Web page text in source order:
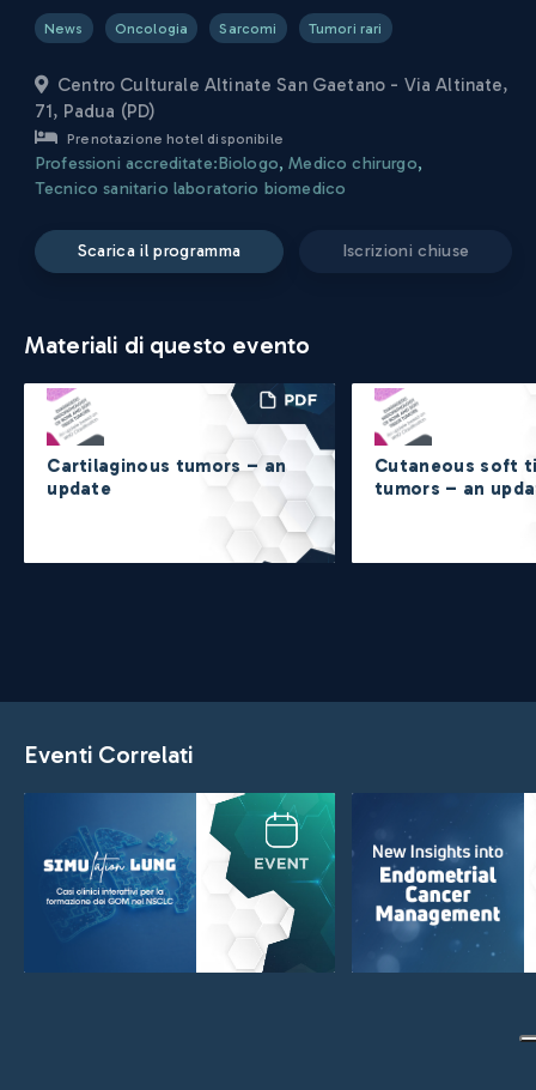
News Oncologia Sarcomi Tumori rari
Centro Culturale Altinate San Gaetano - Via Altinate,
71, Padua (PD)
Prenotazione hotel disponibile
Professioni accreditate:Biologo,Medico chirurgo,
Tecnico sanitario laboratorio biomedico
scarica il programma iscrizioni chiuse
Materiali di questo evento
Cartilaginous tumors – an
update
Cutaneous soft
tumors – an
Eventi Correlati